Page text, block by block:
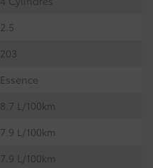
2.5
203
Essence
8.7 L/100km
7.9 L/100km
7.9 L/100km